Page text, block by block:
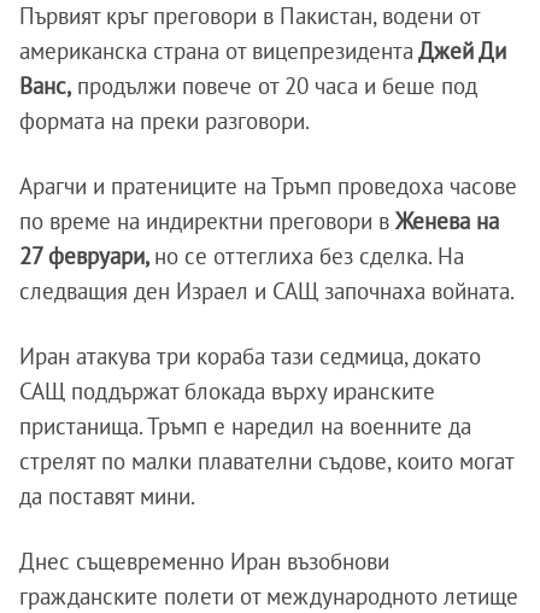
Първият кръг преговори в Пакистан, водени от
американска страна от вицепрезидента Джей Ди
Ванс, продължи повече от 20 часа и беше под
формата на преки разговори.
Арагчи и пратениците на Тръмп проведоха часове
по време на индиректни преговори в Женева на
27 февруари, но се оттеглиха без сделка. На
следващия ден Израел и САЩ започнаха войната.
Иран атакува три кораба тази седмица, докато
САЩ поддържат блокада върху иранските
пристанища. Тръмп е наредил на военните да
стрелят по малки плавателни съдове, които могат
да поставят мини.
Днес същевременно Иран възобнови
гражданските полети от международното летище